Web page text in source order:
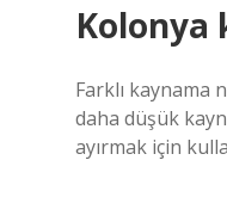
Kolonya
Farklı kaynama
daha düşük
ayırmak için